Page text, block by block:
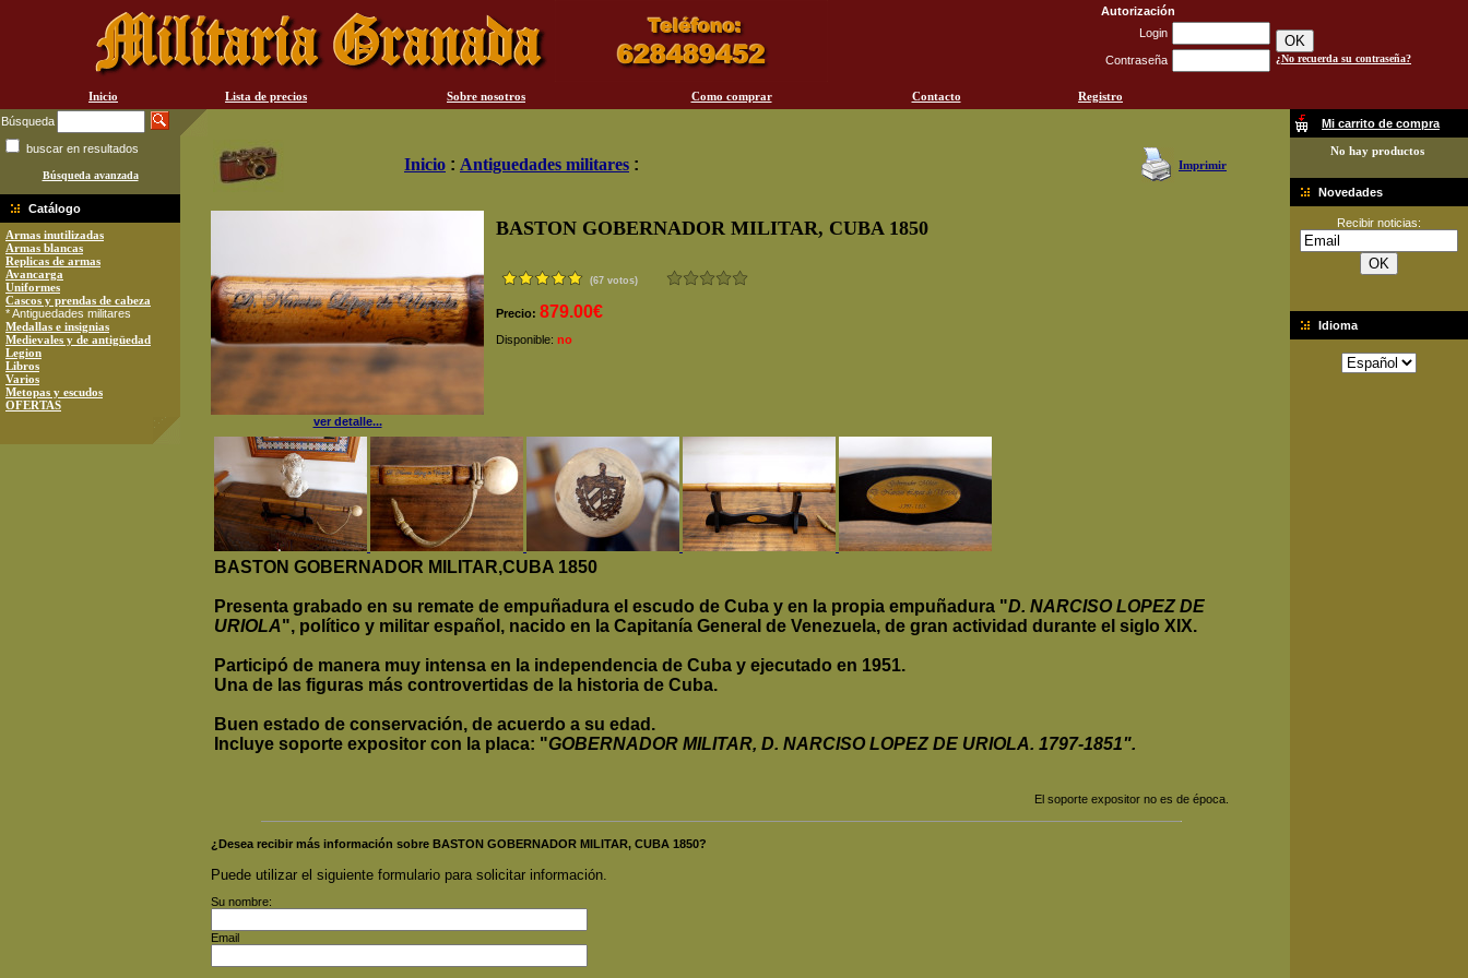
Autorización
Login
Contraseña ¿No recuerda su contraseña?
Inicio Lista de precios Sobre nosotros Como comprar Contacto
Registro
Búsqueda
buscar en resultados
Búsqueda avanzada
Catálogo
Armas inutilizadas
Armas blancas
Replicas de armas
Avancarga
Uniformes
Cascos y prendas de cabeza
* Antiguedades militares
Medallas e insignias
Medievales y de antigüedad
Legion
Libros
Varios
Metopas y escudos
OFERTAS
Inicio : Antiguedades militares : Imprimir
ver detalle...
BASTON GOBERNADOR MILITAR, CUBA 1850
(67 votos)
Precio: 879.00€
Disponible: no
BASTON GOBERNADOR MILITAR,CUBA 1850
Presenta grabado en su remate de empuñadura el escudo de Cuba y en la propia empuñadura "D. NARCISO LOPEZ DE
URIOLA", político y militar español, nacido en la Capitanía General de Venezuela, de gran actividad durante el siglo XIX.
Participó de manera muy intensa en la independencia de Cuba y ejecutado en 1951.
Una de las figuras más controvertidas de la historia de Cuba.
Buen estado de conservación, de acuerdo a su edad.
Incluye soporte expositor con la placa: "GOBERNADOR MILITAR, D. NARCISO LOPEZ DE URIOLA. 1797-1851".
El soporte expositor no es de época.
¿Desea recibir más información sobre BASTON GOBERNADOR MILITAR, CUBA 1850?
Puede utilizar el siguiente formulario para solicitar información.
Su nombre:
Email
Mi carrito de compra
No hay productos
Novedades
Recibir noticias:
Idioma